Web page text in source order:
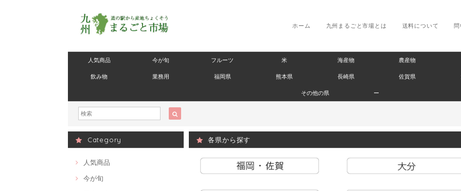
送料について
九州まるごと市場とは
ホーム
人気商品 今が旬 フルーツ 米 海産物 農産物
飲み物 業務用 福岡県 熊本県 長崎県 佐賀県
その他の県 ー
Category
人気商品
今が旬
各県から探す